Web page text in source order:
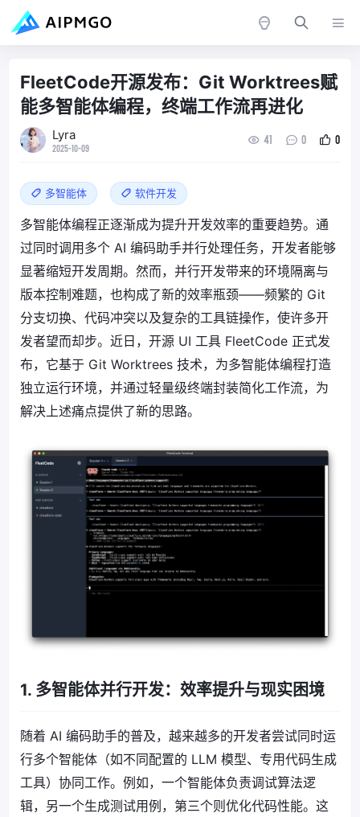
FleetCode开源发布：Git Worktrees赋
能多智能体编程，终端工作流再进化
Lyra
2025-10-09
41 0 0
多智能体 软件开发
多智能体编程正逐渐成为提升开发效率的重要趋势。通
过同时调用多个 AI 编码助手并行处理任务，开发者能够
显著缩短开发周期。然而，并行开发带来的环境隔离与
版本控制难题，也构成了新的效率瓶颈——频繁的 Git
分支切换、代码冲突以及复杂的工具链操作，使许多开
发者望而却步。近日，开源 UI 工具 FleetCode 正式发
布，它基于 Git Worktrees 技术，为多智能体编程打造
独立运行环境，并通过轻量级终端封装简化工作流，为
解决上述痛点提供了新的思路。
1. 多智能体并行开发：效率提升与现实困境
随着 AI 编码助手的普及，越来越多的开发者尝试同时运
行多个智能体（如不同配置的 LLM 模型、专用代码生成
工具）协同工作。例如，一个智能体负责调试算法逻
辑，另一个生成测试用例，第三个则优化代码性能。这